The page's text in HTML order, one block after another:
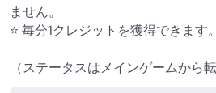
ません。
⭐ 毎分1クレジットを獲得できます。
（ステータスはメインゲームから